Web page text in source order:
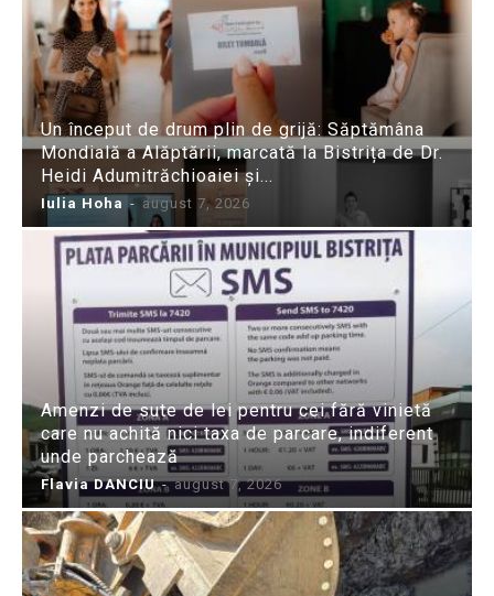
Un început de drum plin de grijă: Săptămâna
Mondială a Alăptării, marcată la Bistrița de Dr.
Heidi Adumitrăchioaiei și...
Iulia Hoha - august 7, 2026
Amenzi de sute de lei pentru cei fără vinietă
care nu achită nici taxa de parcare, indiferent
unde parchează
Flavia DANCIU - august 7, 2026